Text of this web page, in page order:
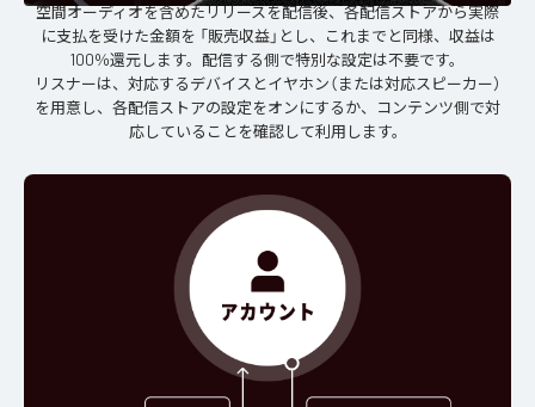
空間オーディオを含めたリリースを配信後、各配信ストアから実際
に支払を受けた金額を 「販売収益」とし、これまでと同様、収益は
100％還元します。配信する側で特別な設定は不要です。
リスナーは、対応するデバイスとイヤホン（または対応スピーカー）
を用意し、各配信ストアの設定をオンにするか、コンテンツ側で対
応していることを確認して利用します。